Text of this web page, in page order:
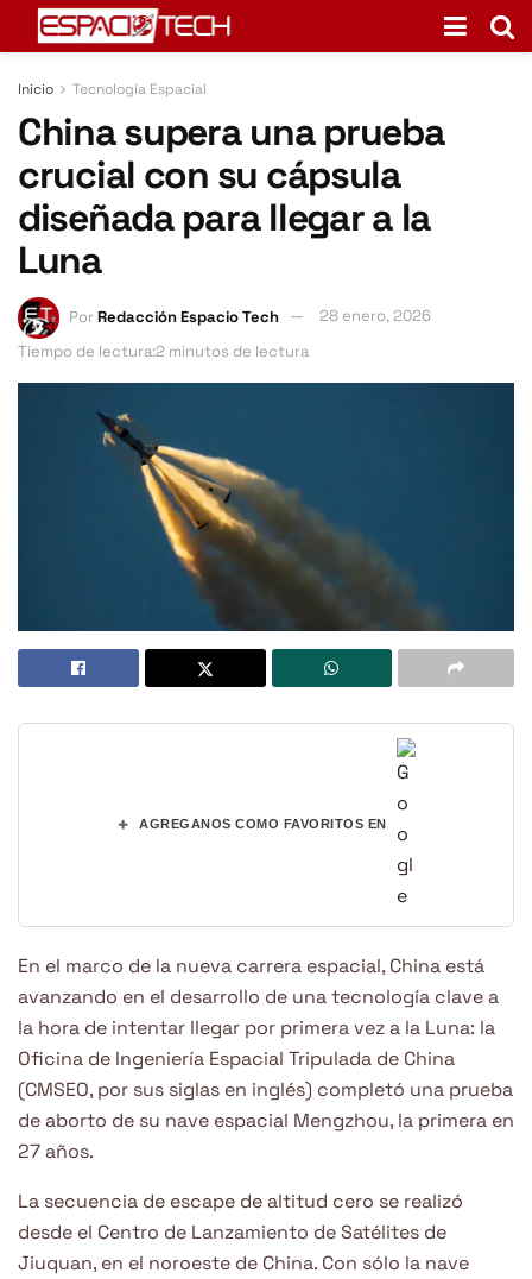
Inicio Tecnología Espacial
China supera una prueba
crucial con su cápsula
diseñada para llegar a la
Luna
PorRedacción Espacio Tech
28 enero, 2026
Tiempo de lectura:2 minutos de lectura
+ AGREGANOS COMO FAVORITOS EN
En el marco de la nueva carrera espacial, China está
avanzando en el desarrollo de una tecnología clave a
la hora de intentar llegar por primera vez a la Luna: la
Oficina de Ingeniería Espacial Tripulada de China
(CMSEO, por sus siglas en inglés) completó una prueba
de aborto de su nave espacial Mengzhou, la primera en
27 años.
La secuencia de escape de altitud cero se realizó
desde el Centro de Lanzamiento de Satélites de
Jiuquan, en el noroeste de China. Con sólo la nave